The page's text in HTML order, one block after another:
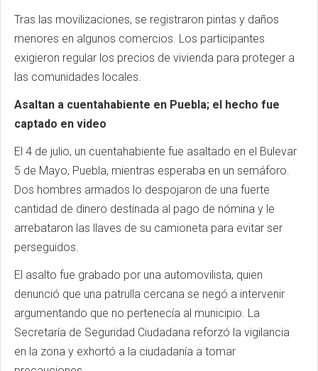
Tras las movilizaciones, se registraron pintas y daños
menores en algunos comercios. Los participantes
exigieron regular los precios de vivienda para proteger a
las comunidades locales.
Asaltan a cuentahabiente en Puebla; el hecho fue
captado en video
El 4 de julio, un cuentahabiente fue asaltado en el Bulevar
5 de Mayo, Puebla, mientras esperaba en un semáforo.
Dos hombres armados lo despojaron de una fuerte
cantidad de dinero destinada al pago de nómina y le
arrebataron las llaves de su camioneta para evitar ser
perseguidos.
El asalto fue grabado por una automovilista, quien
denunció que una patrulla cercana se negó a intervenir
argumentando que no pertenecía al municipio. La
Secretaría de Seguridad Ciudadana reforzó la vigilancia
en la zona y exhortó a la ciudadanía a tomar